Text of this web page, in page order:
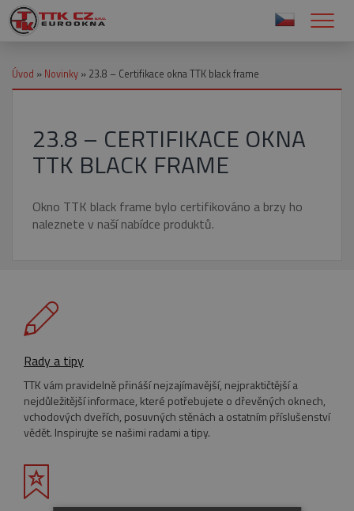
Úvod » Novinky » 23.8 – Certifikace okna TTK black frame
23.8 – CERTIFIKACE OKNA
TTK BLACK FRAME
Okno TTK black frame bylo certifikováno a brzy ho
naleznete v naší nabídce produktů.
Rady a tipy
TTK vám pravidelně přináší nejzajímavější, nejpraktičtější a
nejdůležitější informace, které potřebujete o dřevěných oknech,
vchodových dveřích, posuvných stěnách a ostatním příslušenství
vědět. Inspirujte se našimi radami a tipy.